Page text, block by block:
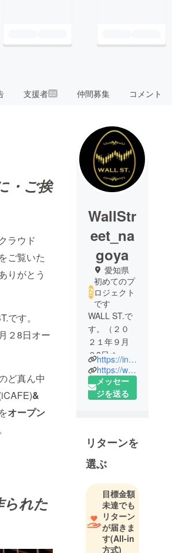
支援者22 仲間募集 コメント
・ご挨
ラウド
ご覧いた
りがとう
です。
２8日オー
ど真ん中
&
オープン
られた
WallStr
eet_na
goya
愛知県
初めてのプ
ロジェクト
です
WALL ST.で
す。（２０
２１年９月
２8日オープ
ン予定）
名古屋栄の
させて頂き
ます。（9月
28日オープ
ン予定）投
資家の集い
となる投資
家バー。飲
食店初挑戦
です！どう
https://instagram.com/wallst.investorbar?utm_medium=copy_link
https://www.facebook.com/wallst.investorbar
メッセー
ジを送る
リターンを
選ぶ
目標金額
未達でも
リターン
が届きま
す(All-in
方式)